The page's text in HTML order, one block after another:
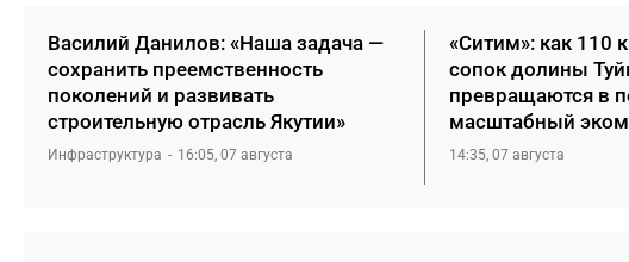
Василий Данилов: «Наша задача —
сохранить преемственность
поколений и развивать
строительную отрасль Якутии»
Инфраструктура 16:05, 07 августа
«Ситим»: как 110
сопок долины
превращаются в
масштабный
14:35, 07 августа